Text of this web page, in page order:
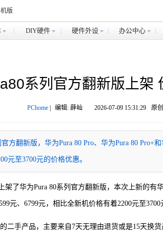
版
DIY硬件 硬件外设 办公中心
系列官方翻新版上架
PChome| 编辑: 薛屾 2026-07-09 15:31:29 原创
方翻新版，华为Pura 80 Pro、华为Pura 80 Pro+
元至3700元的价格优惠。
架了华为Pura 80系列官方翻新版，本次上新的有
元、6799元，相比全新机价格有着2200元至
二手产品‌，主要来自7天无理由退货或是15天换